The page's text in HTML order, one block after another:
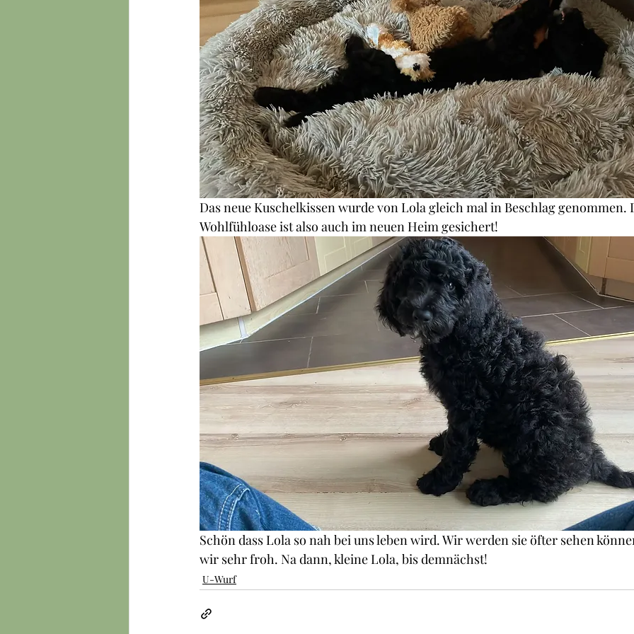
Das neue Kuschelkissen wurde von Lola gleich mal in Beschlag genommen.
Wohlfühloase ist also auch im neuen Heim gesichert!
Schön dass Lola so nah bei uns leben wird. Wir werden sie öfter sehen
wir sehr froh. Na dann, kleine Lola, bis demnächst!
U-Wurf